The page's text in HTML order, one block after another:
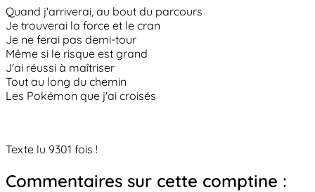
Quand j'arriverai, au bout du parcours
Je trouverai la force et le cran
Je ne ferai pas demi-tour
Même si le risque est grand
J'ai réussi à maîtriser
Tout au long du chemin
Les Pokémon que j'ai croisés
Texte lu 9301 fois !
Commentaires sur cette comptine :